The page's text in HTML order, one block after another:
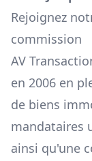
Rejoignez
commission
AV
en 2006 en
de biens
mandataires
ainsi qu'une